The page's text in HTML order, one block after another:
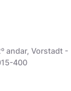
andar, Vorstadt -
400